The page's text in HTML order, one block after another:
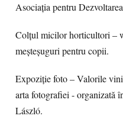
Asociaţia pentru
Colţul micilor horticultori –
meşteşuguri pentru copii.
Expoziţie foto – Valorile
arta fotografiei - organizată
László.